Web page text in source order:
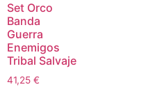
Set Orco
Banda
Guerra
Enemigos
Tribal Salvaje
41,25 €